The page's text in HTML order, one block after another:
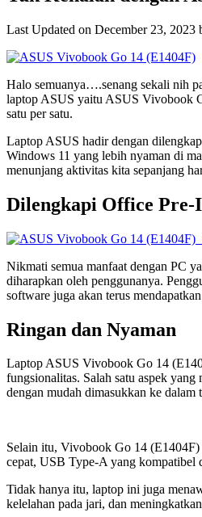
Last Updated on December 23, 2023
Halo semuanya….senang sekali nih
laptop ASUS yaitu ASUS Vivobook
satu per satu.
Laptop ASUS hadir dengan
Windows 11 yang lebih nyaman di
menunjang aktivitas kita sepanjang
Dilengkapi Office Pre-
Nikmati semua manfaat dengan PC
diharapkan oleh penggunanya.
software juga akan terus
Ringan dan Nyaman
Laptop ASUS Vivobook Go 14
fungsionalitas. Salah satu aspek
dengan mudah dimasukkan ke dalam
Selain itu, Vivobook Go 14 (E1404F)
cepat, USB Type-A yang kompatibel
Tidak hanya itu, laptop ini juga
kelelahan pada jari, dan